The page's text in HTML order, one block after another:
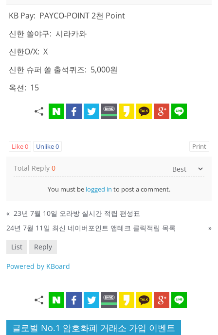
KB Pay: PAYCO-POINT 2천 Point
신한 쏠야구: 시라카와
신한O/X: X
신한 슈퍼 쏠 출석퀴즈: 5,000원
옥션: 15
Like0 Unlike0 Print
Total Reply0
You must be logged in to post a comment.
« 23년 7월 10일 오라방 실시간 적립 편성표
24년 7월 11일 최신 네이버포인트 앱테크 클릭적립 목록
»
List Reply
Powered by KBoard
글로벌 No.1 암호화폐 거래소 가입 이벤트